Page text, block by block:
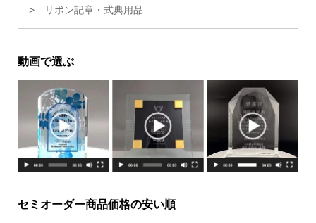
リボン記章・式典用品
動画で選ぶ
セミオーダー商品価格の安い順